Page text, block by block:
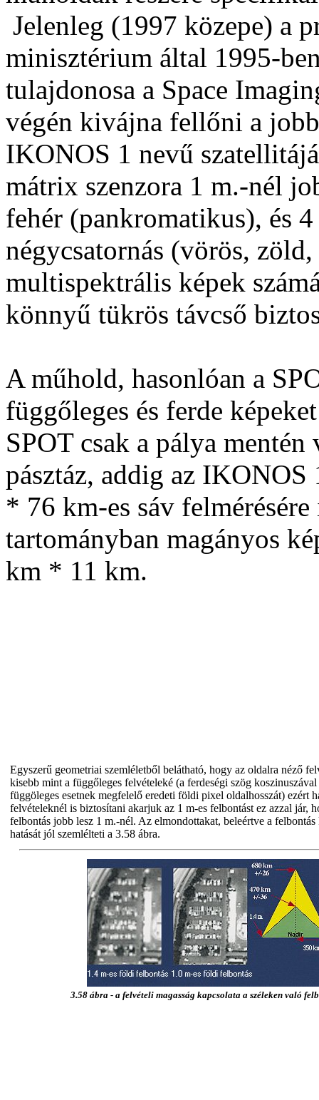
Jelenleg (1997 közepe) a
minisztérium által 1995-
tulajdonosa a Space
végén kivájna fellőni a
IKONOS 1 nevű
mátrix szenzora 1 m.-nél
fehér (pankromatikus), és
négycsatornás (vörös,
multispektrális képek
könnyű tükrös távcső
A műhold, hasonlóan a
függőleges és ferde
SPOT csak a pálya
pásztáz, addig az IKONOS
* 76 km-es sáv
tartományban magányos
km * 11 km.
Egyszerű geometriai szemléletből belátható, hogy az oldalra néző
kisebb mint a függőleges felvételeké (a ferdeségi szög
függöleges esetnek megfelelő eredeti földi pixel oldalhosszát) ezért
felvételeknél is biztosítani akarjuk az 1 m-es felbontást ez azzal jár,
felbontás jobb lesz 1 m.-nél. Az elmondottakat, beleértve a
hatását jól szemlélteti a 3.58 ábra.
3.58 ábra - a felvételi magasság kapcsolata a széleken való